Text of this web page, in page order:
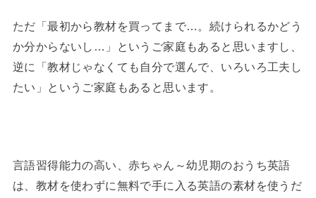
ただ「最初から教材を買ってまで…。続けられるかどう
か分からないし…」というご家庭もあると思いますし、
逆に「教材じゃなくても自分で選んで、いろいろ工夫し
たい」というご家庭もあると思います。
言語習得能力の高い、赤ちゃん～幼児期のおうち英語
は、教材を使わずに無料で手に入る英語の素材を使うだ